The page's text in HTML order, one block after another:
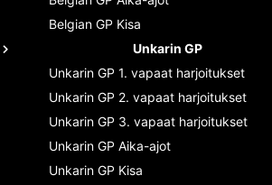
Belgian GP Kisa
Unkarin GP
Unkarin GP 1. vapaat harjoitukset
Unkarin GP 2. vapaat harjoitukset
Unkarin GP 3. vapaat harjoitukset
Unkarin GP Aika-ajot
Unkarin GP Kisa